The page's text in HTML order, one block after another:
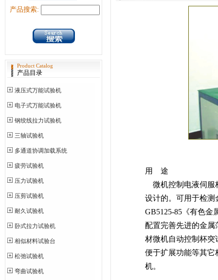
产品搜索:
Product Catalog
产品目录
液压式万能试验机
电子式万能试验机
钢绞线拉力试验机
三轴试验机
多通道协调加载系统
疲劳试验机
压力试验机
压剪试验机
耐久试验机
卧式拉力试验机
相似材料试验台
松弛试验机
弯曲试验机
用 途
微机控制电液伺服
设计的。可用于检测
GB5125-85《有色
配置完善先进的金属
材微机自动控制杯突
便于扩展功能等其它
机。